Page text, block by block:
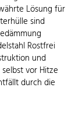
Lösung für
sind
Rostfrei
und
vor Hitze
durch die